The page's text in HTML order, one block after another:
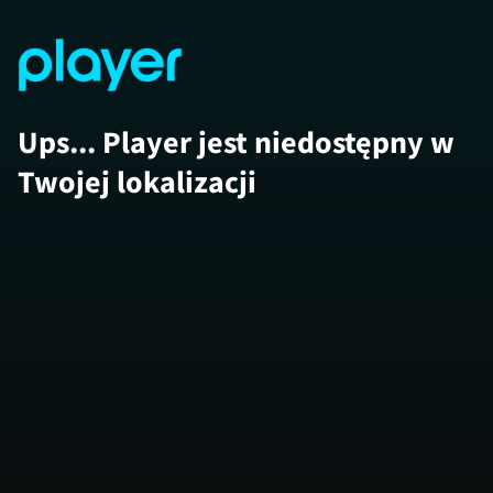
Ups... Player jest niedostępny w
Twojej lokalizacji